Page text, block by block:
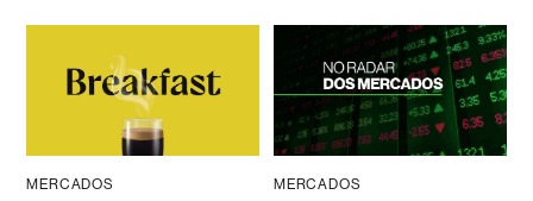
MERCADOS MERCADOS